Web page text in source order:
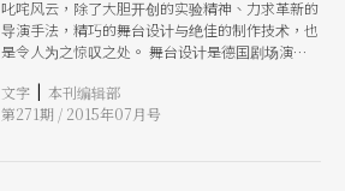
叱咤风云，除了大胆开创的实验精神、力求革新的
导演手法，精巧的舞台设计与绝佳的制作技术，也
是令人为之惊叹之处。 舞台设计是德国剧场演出
现文本意涵、呈现演出风格、界定舞台与观众的关
系，它几乎「决定了一切」。 因此，不墨守成规
文字 | 本刊编辑部
第271期 / 2015年07月号